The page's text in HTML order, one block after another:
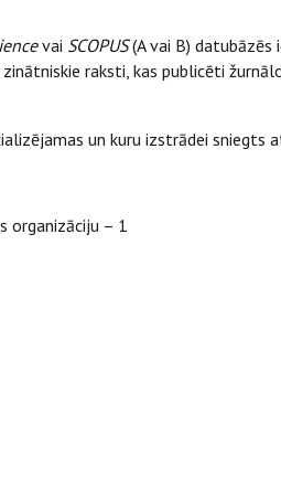
vai SCOPUS(A vai B) datubāzēs
raksti, kas publicēti
un kuru izstrādei
organizāciju – 1